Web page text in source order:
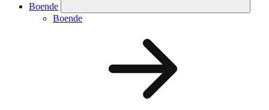
Boende
Boende